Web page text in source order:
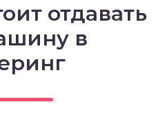
отдавать
в